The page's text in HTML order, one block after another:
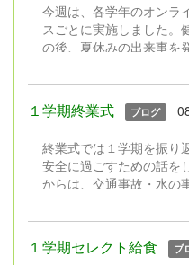
今週は、各学年のオンラ
スごとに実施しました。
の後、夏休みの出来事を
聞かせをするクラス,、
を中継するクラス・・・
たが、画面越しに久しぶ
児童クラブの子は、朝学校に来て行
いました。
１学期終業式 ブログ
終業式では１学期を振り
安全に過ごすための話を
からは、交通事故・水の
やネットモラルの話をしました
よる「勇気１００％」の
た。元気100％の歌声で
１学期セレクト給食 ブ